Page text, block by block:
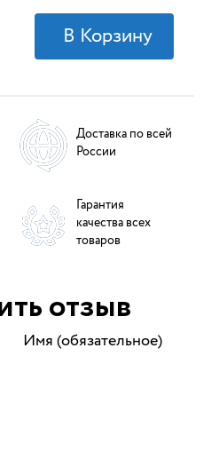
Доставка по всей
России
Гарантия
качества всех
товаров
отзыв
Имя (обязательное)